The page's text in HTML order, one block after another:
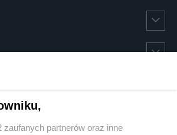
zaufanych partnerów oraz inne